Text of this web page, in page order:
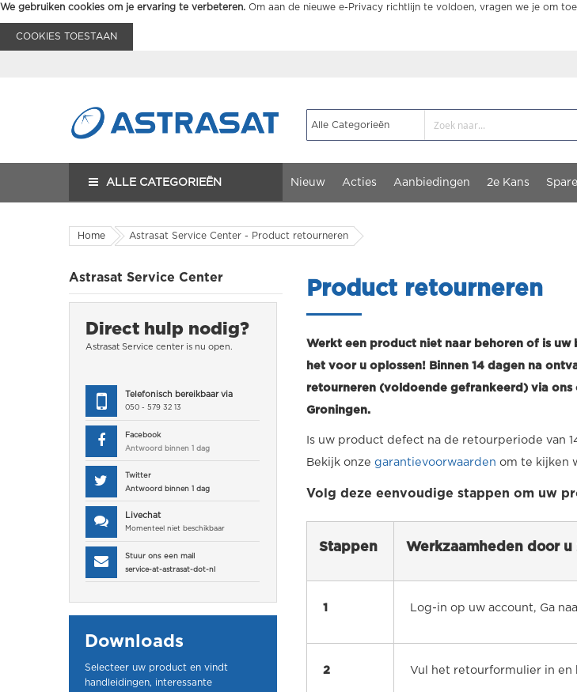
We gebruiken cookies om je ervaring te verbeteren. Om aan de nieuwe e-Privacy richtlijn te voldoen, vragen we je om
COOKIES TOESTAAN
ALLE CATEGORIEËN Nieuw Acties Aanbiedingen 2e Kans
Home Astrasat Service Center - Product retourneren
Product retourneren
Werkt een product niet naar behoren of is uw
het voor u oplossen! Binnen 14 dagen na
retourneren (voldoende gefrankeerd) via
Groningen.
Is uw product defect na de retourperiode van
Bekijk onze garantievoorwaarden om te kijken
Volg deze eenvoudige stappen om uw
Stappen Werkzaamheden door
1 Log-in op uw account, Ga
2 Vul het retourformulier in en
Astrasat Service Center
Direct hulp nodig?
Astrasat Service center is nu open.
Telefonisch bereikbaar via
050 - 579 32 13
Facebook
Antwoord binnen 1 dag
Twitter
Antwoord binnen 1 dag
Livechat
Momenteel niet beschikbaar
Stuur ons een mail
service-at-astrasat-dot-nl
Downloads
Selecteer uw product en vindt
handleidingen, interessante